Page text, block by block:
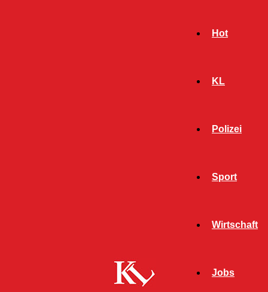
Hot
KL
Polizei
Sport
Wirtschaft
Jobs